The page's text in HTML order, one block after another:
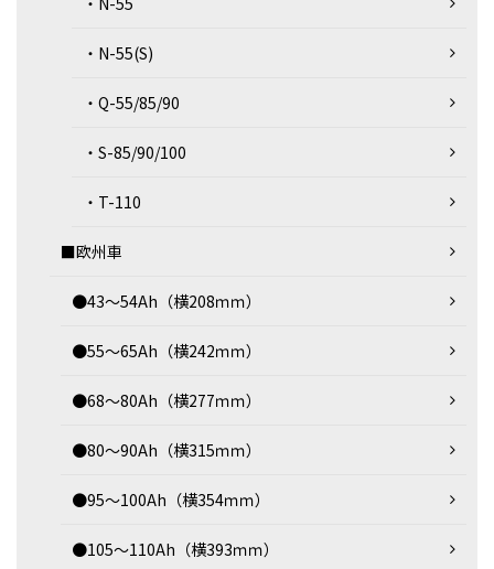
・N-55(S)
・Q-55/85/90
・S-85/90/100
・T-110
■欧州車
●43～54Ah（横208ｍｍ）
●55～65Ah（横242ｍｍ）
●68～80Ah（横277ｍｍ）
●80～90Ah（横315ｍｍ）
●95～100Ah（横354ｍｍ）
●105～110Ah（横393ｍｍ）